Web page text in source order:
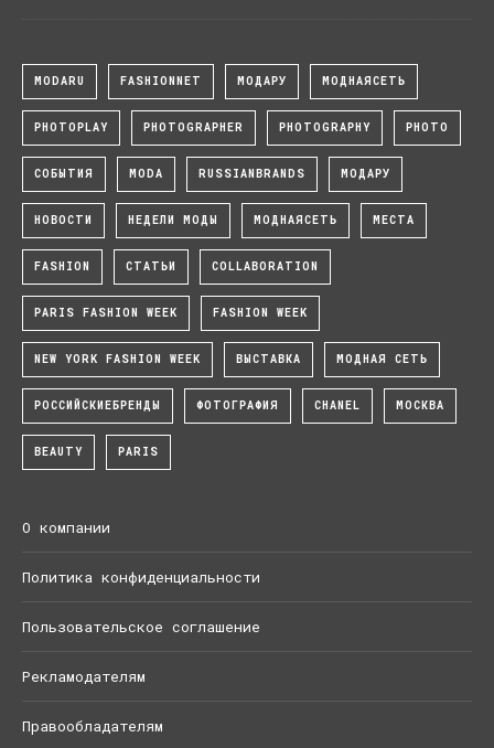
MODARU FASHIONNET МОДАРУ МОДНАЯСЕТЬ
PHOTOPLAY PHOTOGRAPHER PHOTOGRAPHY PHOTO
СОБЫТИЯ MODA RUSSIANBRANDS МОДАРУ
НОВОСТИ НЕДЕЛИ МОДЫ МОДНАЯСЕТЬ МЕСТА
FASHION СТАТЬИ COLLABORATION
PARIS FASHION WEEK FASHION WEEK
NEW YORK FASHION WEEK ВЫСТАВКА МОДНАЯ СЕТЬ
РОССИЙСКИЕБРЕНДЫ ФОТОГРАФИЯ CHANEL МОСКВА
BEAUTY PARIS
О компании
Политика конфиденциальности
Пользовательское соглашение
Рекламодателям
Правообладателям